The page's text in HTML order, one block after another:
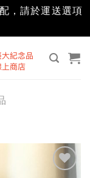
，請於運送選項